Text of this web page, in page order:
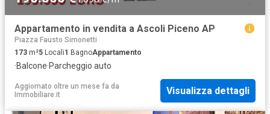
Appartamento in vendita a Ascoli Piceno AP
Piazza Fausto Simonetti
173 m²5 Locali1 BagnoAppartamento
·Balcone·Parcheggio auto
Aggiornato oltre un mese fa da
Immobiliare.it
Visualizza dettagli